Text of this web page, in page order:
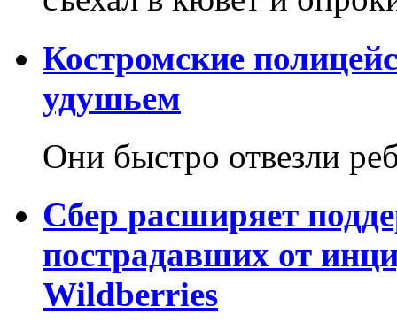
Костромские
удушьем
Они быстро отвезли
Сбер расширяет
пострадавших от
Wildberries